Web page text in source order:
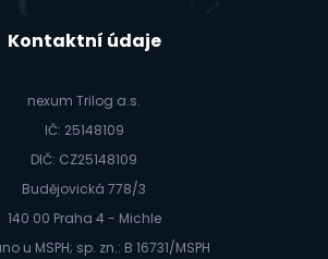
Kontaktní údaje
nexum Trilog a.s.
IČ: 25148109
DIČ: CZ25148109
Budějovická 778/3
140 00 Praha 4 - Michle
u MSPH; sp. zn.: B 16731/MSPH